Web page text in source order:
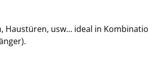
usw... ideal in